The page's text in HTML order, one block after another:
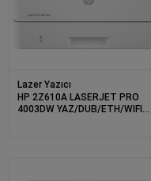
Lazer Yazıcı
HP 2Z610A LASERJET PRO
4003DW YAZ/DUB/ETH/WIFI